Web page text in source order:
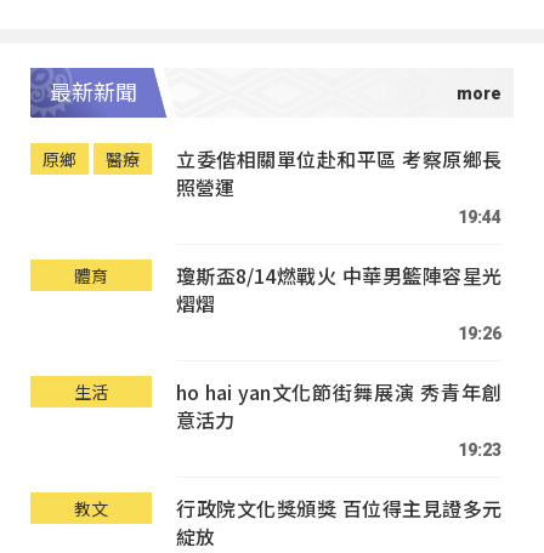
最新新聞
原鄉 醫療
立委偕相關單位赴和平區 考察原鄉長
照營運
19:44
體育
瓊斯盃8/14燃戰火 中華男籃陣容星光
熠熠
19:26
生活
ho hai yan文化節街舞展演 秀青年創
意活力
19:23
教文
行政院文化獎頒獎 百位得主見證多元
綻放